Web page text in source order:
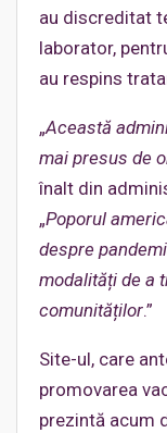
au discreditat
laborator,
au respins
„Această
mai presus de
înalt din
„Poporul
despre
modalități de a
comunităților.”
Site-ul, care
promovarea
prezintă acum